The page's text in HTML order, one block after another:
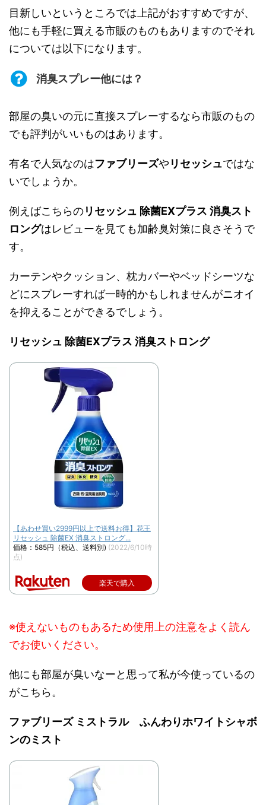
目新しいというところでは上記がおすすめですが、
他にも手軽に買える市販のものもありますのでそれ
については以下になります。
消臭スプレー他には？
部屋の臭いの元に直接スプレーするなら市販のもの
でも評判がいいものはあります。
有名で人気なのはファブリーズや リセッシュではな
いでしょうか。
例えばこちらのリセッシュ 除菌EXプラス 消臭スト
ロングはレビューを見ても加齢臭対策に良さそうで
す。
カーテンやクッション、枕カバーやベッドシーツな
どにスプレーすれば一時的かもしれませんがニオイ
を抑えることができるでしょう。
リセッシュ 除菌EXプラス 消臭ストロング
【あわせ買い2999円以上で送料お得】花王
リセッシュ 除菌EX 消臭ストロング...
価格：585円（税込、送料別) (2022/6/10時
点)
楽天で購入
※使えないものもあるため使用上の注意をよく読ん
でお使いください。
他にも部屋が臭いなーと思って私が今使っているの
がこちら。
ファブリーズ ミストラル ふんわりホワイトシャボ
ンのミスト